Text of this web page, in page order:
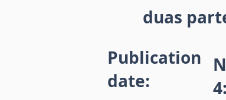
duas
Publication
date: